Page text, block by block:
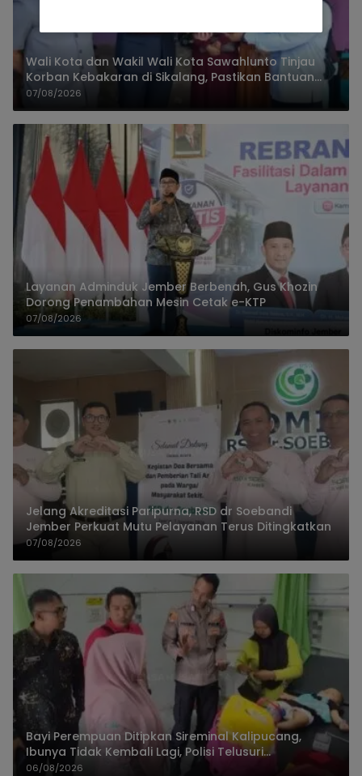
Wali Kota dan Wakil Wali Kota Sawahlunto Tinjau
Korban Kebakaran di Sikalang, Pastikan Bantuan
dan Perkuat Mitigasi Bencana
07/08/2026
Layanan Adminduk Jember Berbenah, Gus Khozin
Dorong Penambahan Mesin Cetak e-KTP
07/08/2026
Jelang Akreditasi Paripurna, RSD dr Soebandi
Jember Perkuat Mutu Pelayanan Terus Ditingkatkan
07/08/2026
Bayi Perempuan Ditipkan Sireminal Kalipucang,
Ibunya Tidak Kembali Lagi, Polisi Telusuri
Keberadaan Orang Tua
06/08/2026